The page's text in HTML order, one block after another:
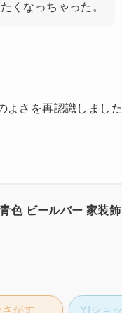
くなっちゃった。
さを再認識しました
色 ビールバー 家装
がす Y!ショ